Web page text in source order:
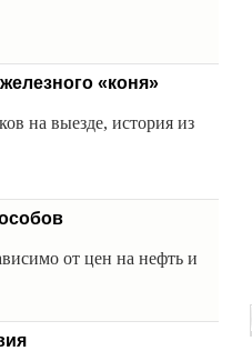
«коня»
на выезде, история из
от цен на нефть и